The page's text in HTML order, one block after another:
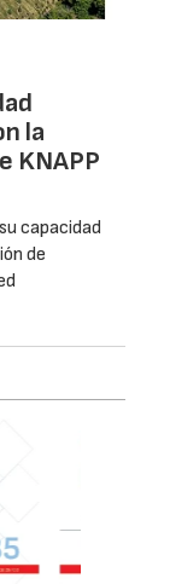
la
KNAPP
capacidad
de